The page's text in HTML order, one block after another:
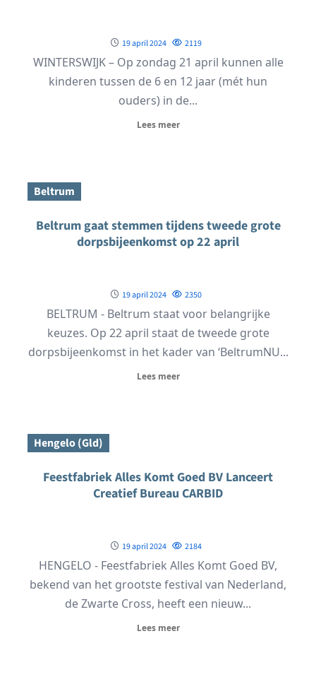
19 april 2024 2119
WINTERSWIJK – Op zondag 21 april kunnen alle
kinderen tussen de 6 en 12 jaar (mét hun
ouders) in de...
Lees meer
Beltrum
Beltrum gaat stemmen tijdens tweede grote
dorpsbijeenkomst op 22 april
19 april 2024 2350
BELTRUM - Beltrum staat voor belangrijke
keuzes. Op 22 april staat de tweede grote
dorpsbijeenkomst in het kader van ‘BeltrumNU...
Lees meer
Hengelo (Gld)
Feestfabriek Alles Komt Goed BV Lanceert
Creatief Bureau CARBID
19 april 2024 2184
HENGELO - Feestfabriek Alles Komt Goed BV,
bekend van het grootste festival van Nederland,
de Zwarte Cross, heeft een nieuw...
Lees meer